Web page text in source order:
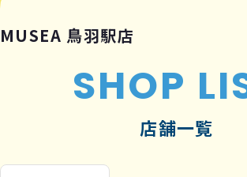
MUSEA 鳥羽駅店
SHOP
店舗一覧